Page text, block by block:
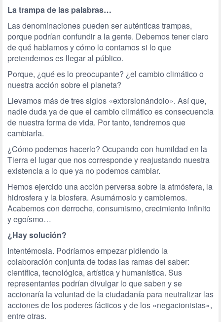
La trampa de las palabras…
Las denominaciones pueden ser auténticas trampas,
porque podrían confundir a la gente. Debemos tener claro
de qué hablamos y cómo lo contamos si lo que
pretendemos es llegar al público.
Porque, ¿qué es lo preocupante? ¿el cambio climático o
nuestra acción sobre el planeta?
Llevamos más de tres siglos «extorsionándolo». Así que,
nadie duda ya de que el cambio climático es consecuencia
de nuestra forma de vida. Por tanto, tendremos que
cambiarla.
¿Cómo podemos hacerlo? Ocupando con humildad en la
Tierra el lugar que nos corresponde y reajustando nuestra
existencia a lo que ya no podemos cambiar.
Hemos ejercido una acción perversa sobre la atmósfera, la
hidrosfera y la biosfera. Asumámoslo y cambiemos.
Acabemos con derroche, consumismo, crecimiento infinito
y egoísmo…
¿Hay solución?
Intentémosla. Podríamos empezar pidiendo la
colaboración conjunta de todas las ramas del saber:
científica, tecnológica, artística y humanística. Sus
representantes podrían divulgar lo que saben y se
accionaría la voluntad de la ciudadanía para neutralizar las
acciones de los poderes fácticos y de los «negacionistas»,
entre otras.